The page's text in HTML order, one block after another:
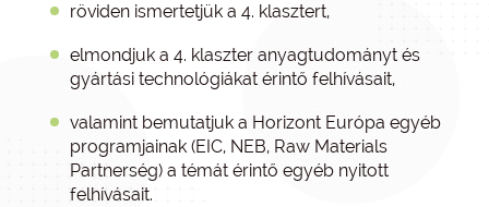
röviden ismertetjük a 4. klasztert,
elmondjuk a 4. klaszter anyagtudományt és
gyártási technológiákat érintő felhívásait,
valamint bemutatjuk a Horizont Európa egyéb
programjainak (EIC, NEB, Raw Materials
Partnerség) a témát érintő egyéb nyitott
felhívásait.